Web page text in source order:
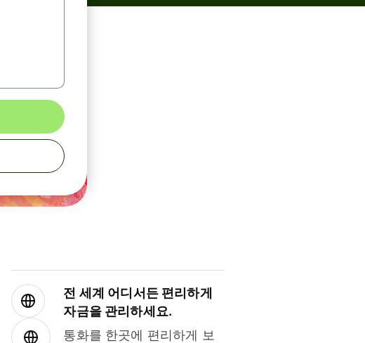
전 세계 어디서든 편리하게
자금을 관리하세요.
통화를 한곳에 편리하게 보